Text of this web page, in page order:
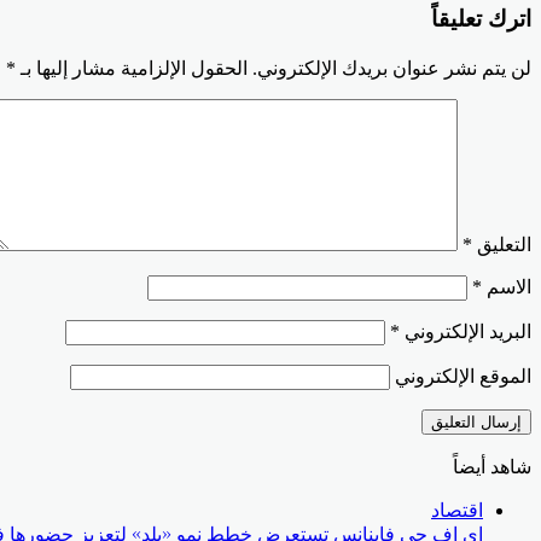
اترك تعليقاً
لن يتم نشر عنوان بريدك الإلكتروني. الحقول الإلزامية مشار إليها بـ *
التعليق *
الاسم *
البريد الإلكتروني *
الموقع الإلكتروني
شاهد أيضاً
اقتصاد
إي اف چي فاينانس تستعرض خطط نمو «بلد» لتعزيز حضورها